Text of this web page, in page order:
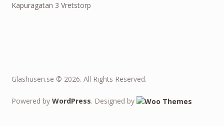
Kapuragatan 3 Vretstorp
Glashusen.se © 2026. All Rights Reserved.
Powered by WordPress. Designed by